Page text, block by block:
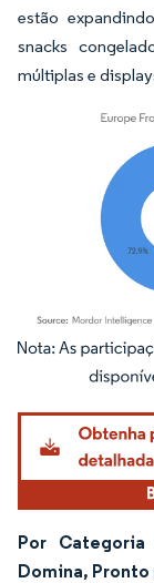
estão
snacks
múltiplas e
Imagem © Mordor
Por
Domina, Pronto